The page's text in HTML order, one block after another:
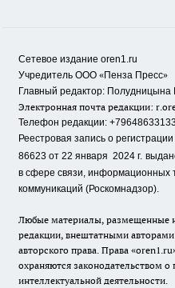
Сетевое издание oren1.ru
Учредитель ООО «Пенза Пресс»
Главный редактор: Полудницына
Электронная почта редакции:
Телефон редакции: +79648633133
Реестровая запись о
86623 от 22 января 2024 г.
в сфере связи, информационных
коммуникаций (Роскомнадзор).
Любые материалы, размещенные
редакции, внештатными
авторского права. Права
охраняются законодательством о
интеллектуальной деятельности.